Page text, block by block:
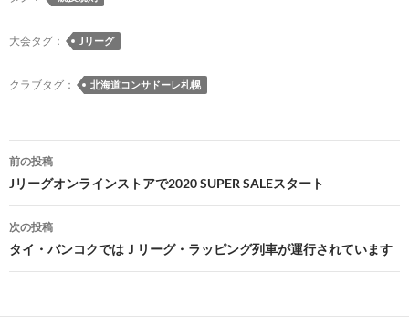
b
o
o
k
y
n
大会タグ： Jリーグ
クラブタグ： 北海道コンサドーレ札幌
投
稿
ナ
ビ
ゲ
ー
前の投稿
Jリーグオンラインストアで2020 SUPER SALEスタート
次の投稿
タイ・バンコクではＪリーグ・ラッピング列車が運行されています